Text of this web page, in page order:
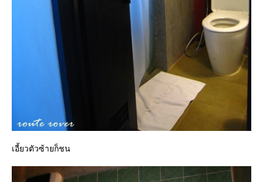
เอี้ยวตัวซ้ายก็ชน